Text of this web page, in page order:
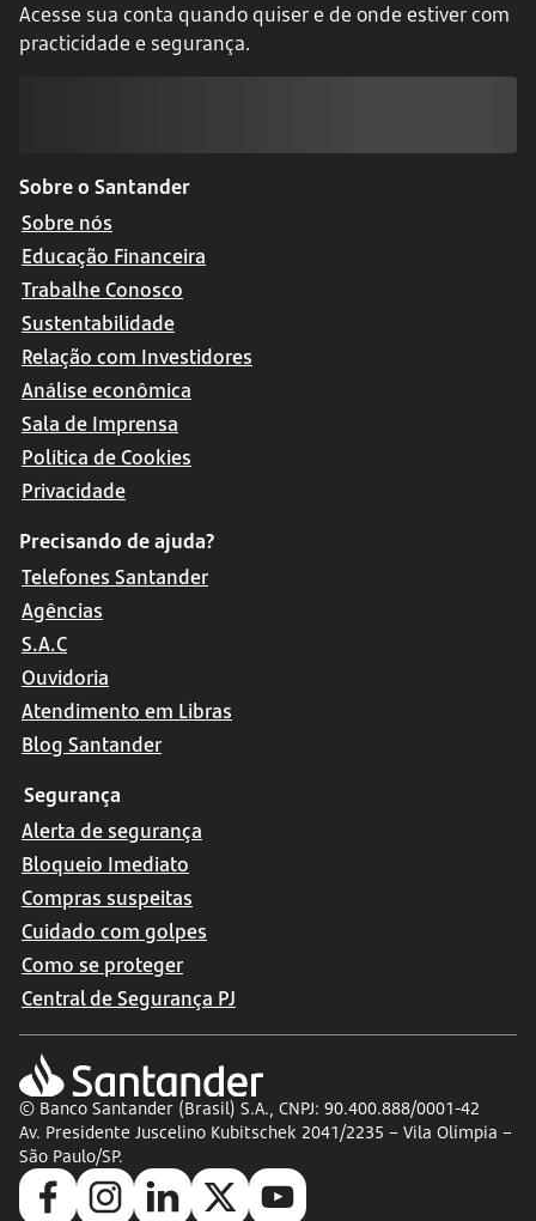
Acesse sua conta quando quiser e de onde estiver com
practicidade e segurança.
Sobre o Santander
Sobre nós
Educação Financeira
Trabalhe Conosco
Sustentabilidade
Relação com Investidores
Análise econômica
Sala de Imprensa
Política de Cookies
Privacidade
Precisando de ajuda?
Telefones Santander
Agências
S.A.C
Ouvidoria
Atendimento em Libras
Blog Santander
Segurança
Alerta de segurança
Bloqueio Imediato
Compras suspeitas
Cuidado com golpes
Como se proteger
Central de Segurança PJ
© Banco Santander (Brasil) S.A., CNPJ: 90.400.888/0001-42
Av. Presidente Juscelino Kubitschek 2041/2235 – Vila Olímpia –
São Paulo/SP.